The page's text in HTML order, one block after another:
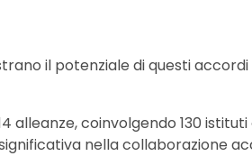
il potenziale di questi
alleanze, coinvolgendo 130
nella collaborazione